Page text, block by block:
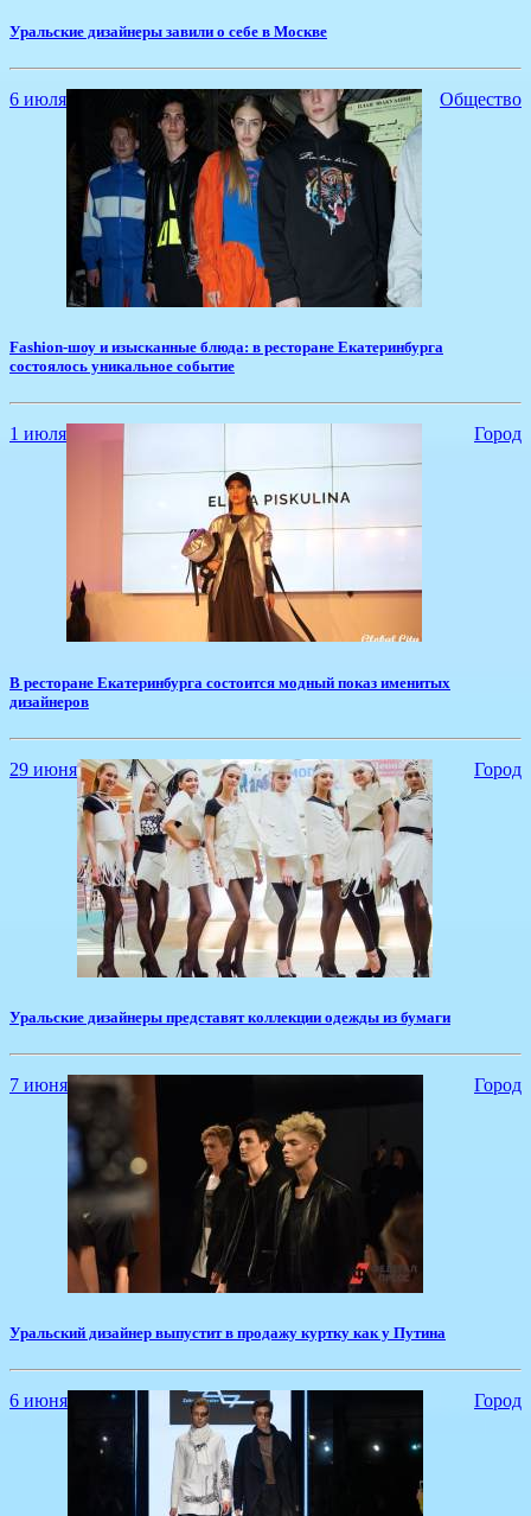
Уральские дизайнеры завили о себе в Москве
6 июля Общество
Fashion-шоу и изысканные блюда: в ресторане Екатеринбурга
состоялось уникальное событие
1 июля Город
В ресторане Екатеринбурга состоится модный показ именитых
дизайнеров
29 июня Город
​Уральские дизайнеры представят коллекции одежды из бумаги
7 июня Город
​Уральский дизайнер выпустит в продажу куртку как у Путина
6 июня Город